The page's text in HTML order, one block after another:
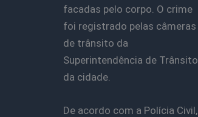
facadas pelo corpo. O crime
foi registrado pelas câmeras
de trânsito da
Superintendência de Trânsito
da cidade.
De acordo com a Polícia Civil,